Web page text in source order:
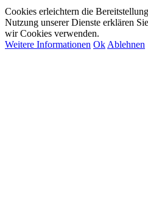
Cookies erleichtern die
Nutzung unserer Dienste erklären
wir Cookies verwenden.
Weitere Informationen Ok Ablehnen